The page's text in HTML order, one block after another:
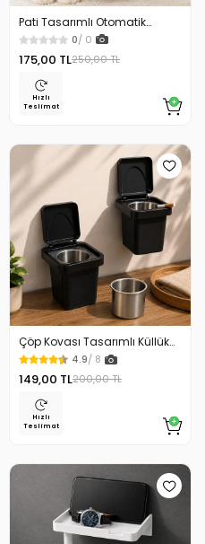
Pati Tasarımlı Otomatik
Temizlenen Evcil Hayvan
Fırçası
0/ 0
175,00 TL250,00 TL
Hızlı
Teslimat
Çöp Kovası Tasarımlı Küllük
Duvar Masaüstü ve Araç İçin
Uygun Kullanım
4.9/ 8
149,00 TL200,00 TL
Hızlı
Teslimat